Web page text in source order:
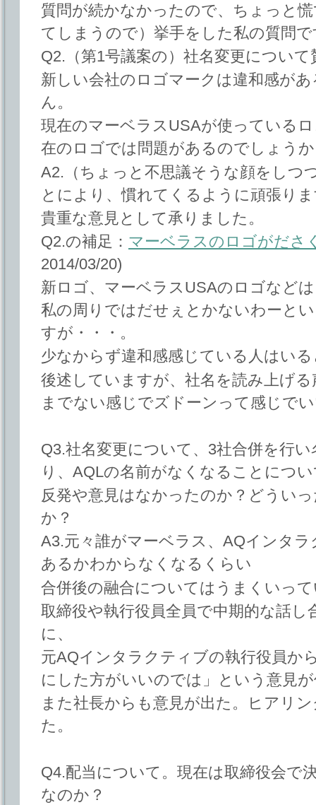
質問が続かなかったので、ちょっと
てしまうので）挙手をした私の質問で
Q2.（第1号議案の）社名変更につい
新しい会社のロゴマークは違和感が
ん。
現在のマーベラスUSAが使っている
在のロゴでは問題があるのでしょう
A2.（ちょっと不思議そうな顔をしつ
とにより、慣れてくるように頑張り
貴重な意見として承りました。
Q2.の補足： マーベラスのロゴがださ
2014/03/20)
新ロゴ、マーベラスUSAのロゴなど
私の周りではだせぇとかないわーと
すが・・・。
少なからず違和感感じている人はい
後述していますが、社名を読み上げ
までない感じでズドーンって感じで
Q3.社名変更について、3社合併を行
り、AQLの名前がなくなることにつ
反発や意見はなかったのか？どうい
か？
A3.元々誰がマーベラス、AQインタ
あるかわからなくなるくらい
合併後の融合についてはうまくいっ
取締役や執行役員全員で中期的な話し
に、
元AQインタラクティブの執行役員か
にした方がいいのでは」という意見
また社長からも意見が出た。ヒアリ
た。
Q4.配当について。現在は取締役会で
なのか？